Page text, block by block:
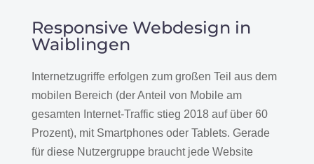
Responsive Webdesign in
Waiblingen
Internetzugriffe erfolgen zum großen Teil aus dem
mobilen Bereich (der Anteil von Mobile am
gesamten Internet-Traffic stieg 2018 auf über 60
Prozent), mit Smartphones oder Tablets. Gerade
für diese Nutzergruppe braucht jede Website